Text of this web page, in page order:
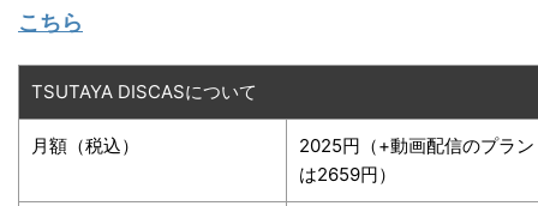
こちら
TSUTAYA DISCASについて
月額（税込）
2025円（+動画配信のプラン
は2659円）